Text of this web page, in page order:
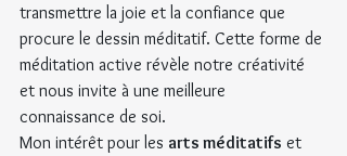
transmettre la joie et la confiance que
procure le dessin méditatif. Cette forme de
méditation active révèle notre créativité
et nous invite à une meilleure
connaissance de soi.
Mon intérêt pour les arts méditatifs et